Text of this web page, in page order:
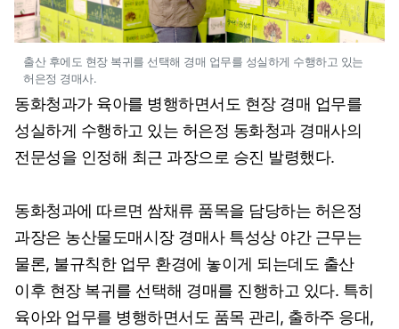
출산 후에도 현장 복귀를 선택해 경매 업무를 성실하게 수행하고 있는
허은정 경매사.
동화청과가 육아를 병행하면서도 현장 경매 업무를
성실하게 수행하고 있는 허은정 동화청과 경매사의
전문성을 인정해 최근 과장으로 승진 발령했다.
동화청과에 따르면 쌈채류 품목을 담당하는 허은정
과장은 농산물도매시장 경매사 특성상 야간 근무는
물론, 불규칙한 업무 환경에 놓이게 되는데도 출산
이후 현장 복귀를 선택해 경매를 진행하고 있다. 특히
육아와 업무를 병행하면서도 품목 관리, 출하주 응대,